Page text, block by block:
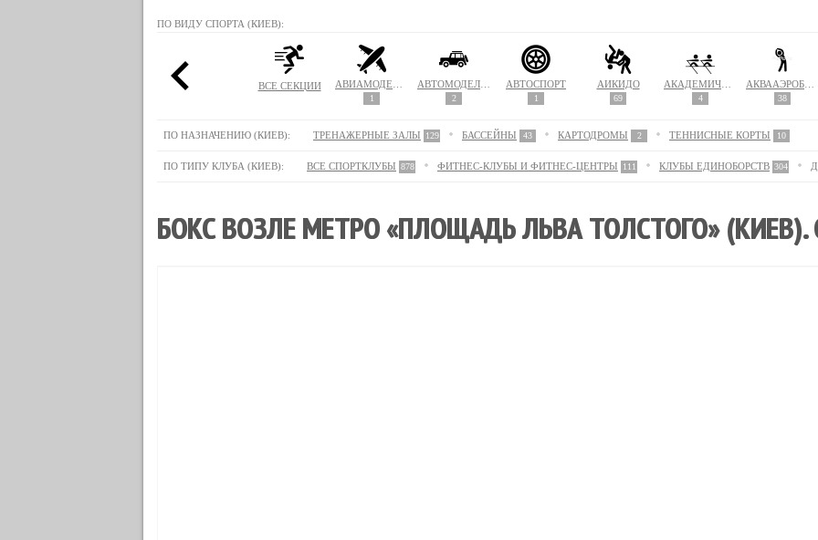
ПО ВИДУ СПОРТА (КИЕВ):
ВСЕ СЕКЦИИ
1 2
АВТОСПОРТ
1
АЙКИДО
69 4 38
ПО НАЗНАЧЕНИЮ (КИЕВ): ТРЕНАЖЕРНЫЕ ЗАЛЫ 129 БАССЕЙНЫ 43 КАРТОДРОМЫ 2 ТЕННИСНЫЕ КОРТЫ 10
ПО ТИПУ КЛУБА (КИЕВ): ВСЕ СПОРТКЛУБЫ 878 ФИТНЕС-КЛУБЫ И ФИТНЕС-ЦЕНТРЫ 111 КЛУБЫ ЕДИНОБОРСТВ 304
БОКС ВОЗЛЕ МЕТРО «ПЛОЩАДЬ ЛЬВА ТОЛСТОГО»